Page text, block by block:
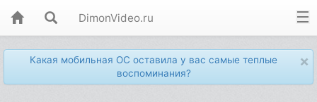
DimonVideo.ru
×
Какая мобильная ОС оставила у вас самые теплые
воспоминания?